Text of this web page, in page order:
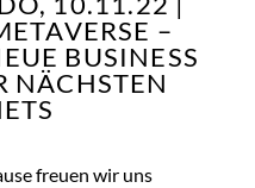
–
BUSINESS
NÄCHSTEN
freuen wir uns